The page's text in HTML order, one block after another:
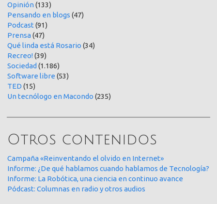
Opinión(133)
Pensando en blogs (47)
Podcast (91)
Prensa(47)
Qué linda está Rosario (34)
Recreo!(39)
Sociedad (1.186)
Software libre (53)
TED (15)
Un tecnólogo en Macondo (235)
Otros contenidos
Campaña «Reinventando el olvido en Internet»
Informe: ¿De qué hablamos cuando hablamos de Tecnología?
Informe: La Robótica, una ciencia en continuo avance
Pódcast: Columnas en radio y otros audios